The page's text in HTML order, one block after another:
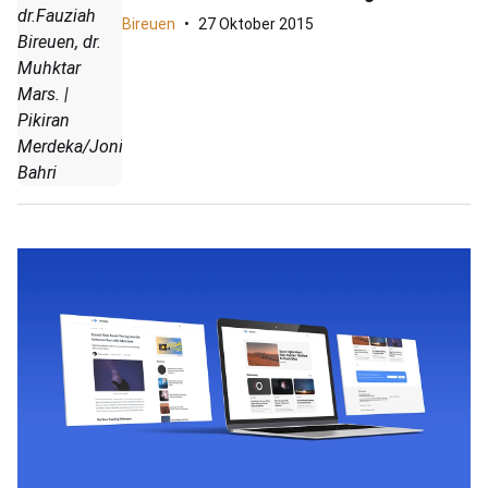
dr.Fauziah
Bireuen, dr.
Muhktar
Mars. |
Pikiran
Merdeka/Joniful
Bahri
Bireuen 27 Oktober 2015